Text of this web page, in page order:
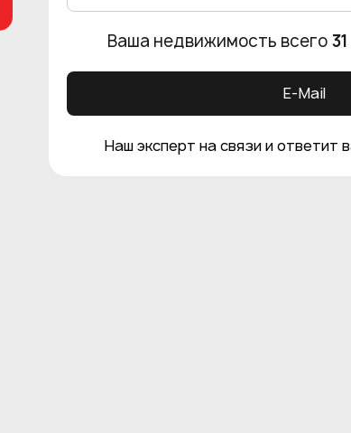
Ваша недвижимость всего
E-Mail
Наш эксперт на связи и ответит